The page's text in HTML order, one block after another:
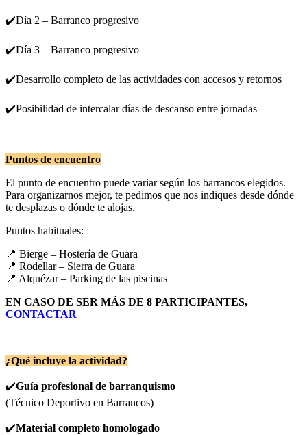
✔️Día 2 – Barranco progresivo
✔️Día 3 – Barranco progresivo
✔️Desarrollo completo de las actividades con accesos y retornos
✔️Posibilidad de intercalar días de descanso entre jornadas
Puntos de encuentro
El punto de encuentro puede variar según los barrancos elegidos.
Para organizarnos mejor, te pedimos que nos indiques desde dónde
te desplazas o dónde te alojas.
Puntos habituales:
📍 Bierge – Hostería de Guara
📍 Rodellar – Sierra de Guara
📍 Alquézar – Parking de las piscinas
EN CASO DE SER MÁS DE 8 PARTICIPANTES,
CONTACTAR
¿Qué incluye la actividad?
✔️Guía profesional de barranquismo
(Técnico Deportivo en Barrancos)
✔️Material completo homologado